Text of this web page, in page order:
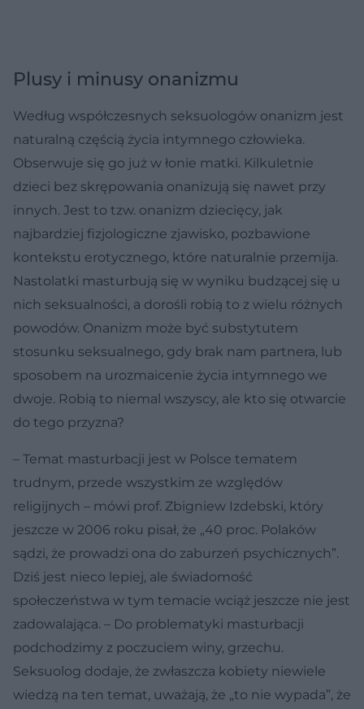
Plusy i minusy onanizmu
Według współczesnych seksuologów onanizm jest
naturalną częścią życia intymnego człowieka.
Obserwuje się go już w łonie matki. Kilkuletnie
dzieci bez skrępowania onanizują się nawet przy
innych. Jest to tzw. onanizm dziecięcy, jak
najbardziej fizjologiczne zjawisko, pozbawione
kontekstu erotycznego, które naturalnie przemija.
Nastolatki masturbują się w wyniku budzącej się u
nich seksualności, a dorośli robią to z wielu różnych
powodów. Onanizm może być substytutem
stosunku seksualnego, gdy brak nam partnera, lub
sposobem na urozmaicenie życia intymnego we
dwoje. Robią to niemal wszyscy, ale kto się otwarcie
do tego przyzna?
– Temat masturbacji jest w Polsce tematem
trudnym, przede wszystkim ze względów
religijnych – mówi prof. Zbigniew Izdebski, który
jeszcze w 2006 roku pisał, że „40 proc. Polaków
sądzi, że prowadzi ona do zaburzeń psychicznych”.
Dziś jest nieco lepiej, ale świadomość
społeczeństwa w tym temacie wciąż jeszcze nie jest
zadowalająca. – Do problematyki masturbacji
podchodzimy z poczuciem winy, grzechu.
Seksuolog dodaje, że zwłaszcza kobiety niewiele
wiedzą na ten temat, uważają, że „to nie wypada”, że